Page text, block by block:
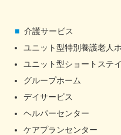
介護サービス
ユニット型特別養護老人
ユニット型ショートステイ
グループホーム
デイサービス
ヘルパーセンター
ケアプランセンター